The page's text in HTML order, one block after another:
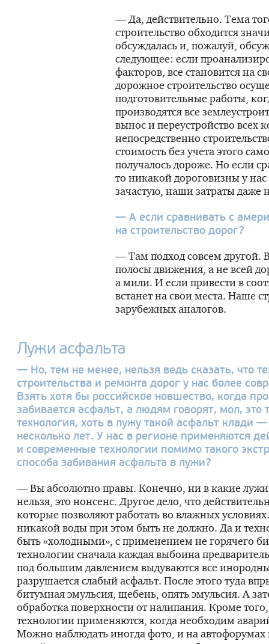
— Да, действительно. Тема
строительство обходится
обсуждалась и, пожалуй,
следующее: если
факторов, все становится на
дорожное строительство
подготовительные работы,
производятся все
вынос и переустройство
непосредственно
стоимость без учета этого
получалось дороже. Но если
то никакой дороговизны у
зачастую, наши затраты даже
— А если сравнивать с
на строительство дорог?
— Там подход совсем другой.
полосы движения, а не всей
а мили. И если привести в
встанет на свои места. Наше
зарубежных аналогов.
Лужи асфальта
— Но, тем не менее, нельзя ведь сказать, что
строительства и ремонта дорог у нас более
Взять хотя бы российское новшество, когда
забивается асфальт, а людям говорят, мол, это
технология, хоть в лужу такой асфальт клади
несколько лет. У нас в регионе применяются
и современные технологии помимо такого
способа забивания асфальта в лужи?
— Вы абсолютно правы. Конечно, ни в какие лужи
нельзя, это нонсенс. Другое дело, что
которые позволяют работать во влажных
никакой воды при этом быть не должно. Да и
быть «холодными», с применением не горячего
технологии сначала каждая выбоина
под большим давлением выдуваются все
разрушается слабый асфальт. После этого туда
битумная эмульсия, щебень, опять эмульсия. А
обработка поверхности от налипания. Кроме
технологии применяются, когда необходим
Можно наблюдать иногда фото, и на автофорумах